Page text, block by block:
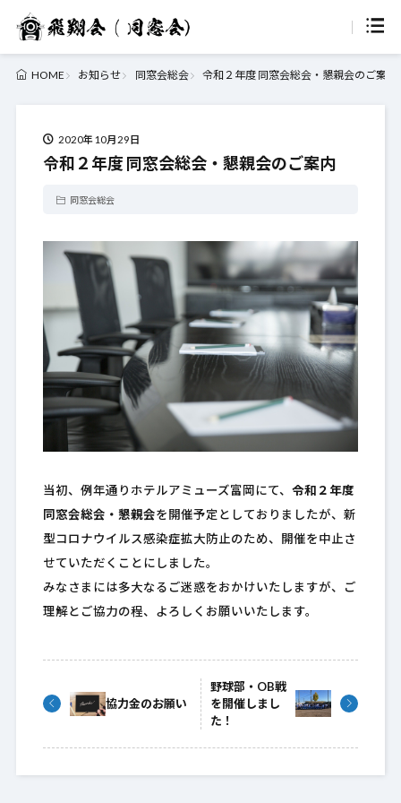
HOME お知らせ 同窓会総会 令和２年度 同窓会総会・懇親会のご案内
2020年10月29日
令和２年度 同窓会総会・懇親会のご案内
同窓会総会
当初、例年通りホテルアミューズ富岡にて、 令和２年度
同窓会総会・懇親会を開催予定としておりましたが、新
型コロナウイルス感染症拡大防止のため、開催を中止さ
せていただくことにしました。
みなさまには多大なるご迷惑をおかけいたしますが、ご
理解とご協力の程、よろしくお願いいたします。
協力金のお願い
野球部・OB戦
を開催しまし
た！